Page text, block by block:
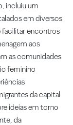
incluiu um
em diversos
facilitar encontros
aos
as comunidades
feminino
da capital
ideias em torno
da